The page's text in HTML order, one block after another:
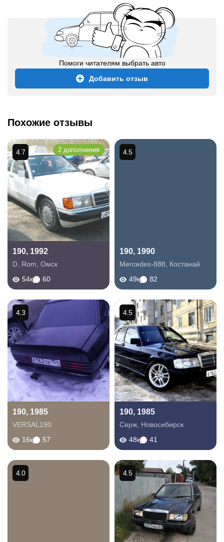
Помоги читателям выбрать авто
Добавить отзыв
Похожие отзывы
190, 1992
D..Rom Омск
54к
60
4.7 2 дополнения
190, 1990
Mercedes-888
Костанай
49к
82
4.5
190, 1985
VERSAL190
16к
57
4.3
190, 1985
Серж Новосибирск
48к
41
4.5
4.0 4.5